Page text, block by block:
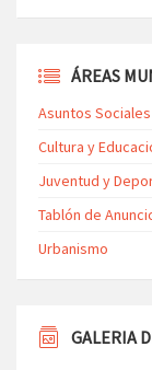
ÁREAS
Asuntos Sociales
Cultura y
Juventud y
Tablón de
Urbanismo
GALERIA